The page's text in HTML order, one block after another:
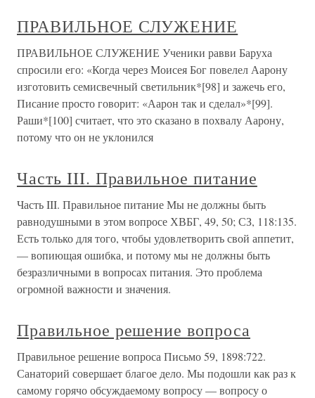
ПРАВИЛЬНОЕ СЛУЖЕНИЕ
ПРАВИЛЬНОЕ СЛУЖЕНИЕ Ученики равви Баруха
спросили его: «Когда через Моисея Бог повелел Аарону
изготовить семисвечный светильник*[98] и зажечь его,
Писание просто говорит: «Аарон так и сделал»*[99].
Раши*[100] считает, что это сказано в похвалу Аарону,
потому что он не уклонился
Часть III. Правильное питание
Часть III. Правильное питание Мы не должны быть
равнодушными в этом вопросе ХВБГ, 49, 50; СЗ, 118:135.
Есть только для того, чтобы удовлетворить свой аппетит,
— вопиющая ошибка, и потому мы не должны быть
безразличными в вопросах питания. Это проблема
огромной важности и значения.
Правильное решение вопроса
Правильное решение вопроса Письмо 59, 1898:722.
Санаторий совершает благое дело. Мы подошли как раз к
самому горячо обсуждаемому вопросу — вопросу о